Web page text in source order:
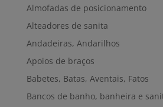
Almofadas de posicionamento
Alteadores de sanita
Andadeiras, Andarilhos
Apoios de braços
Babetes, Batas, Aventais, Fatos
Bancos de banho, banheira e